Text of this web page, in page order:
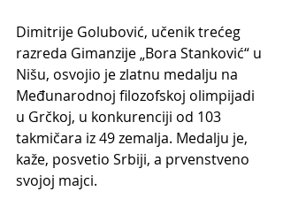
Dimitrije Golubović, učenik trećeg
razreda Gimanzije „Bora Stanković“ u
Nišu, osvojio je zlatnu medalju na
Međunarodnoj filozofskoj olimpijadi
u Grčkoj, u konkurenciji od 103
takmičara iz 49 zemalja. Medalju je,
kaže, posvetio Srbiji, a prvenstveno
svojoj majci.